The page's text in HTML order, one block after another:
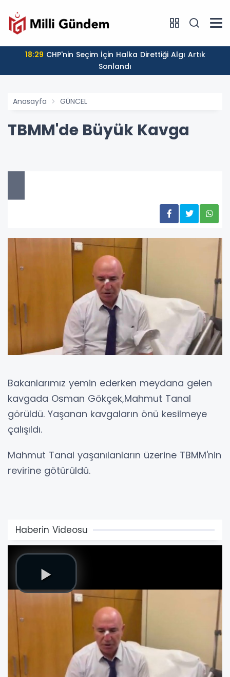
18:29
Sonlandı
Anasayfa GÜNCEL
TBMM'de Büyük Kavga
Bakanlarımız yemin ederken meydana gelen
kavgada Osman Gökçek,Mahmut Tanal
görüldü. Yaşanan kavgaların önü kesilmeye
çalışıldı.
Mahmut Tanal yaşanılanların üzerine TBMM'nin
revirine götürüldü.
Haberin Videosu